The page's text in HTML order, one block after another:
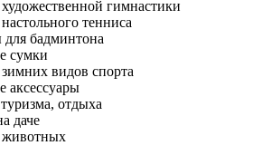
гимнастики
тенниса
для бадминтона
сумки
видов спорта
аксессуары
отдыха
даче
животных